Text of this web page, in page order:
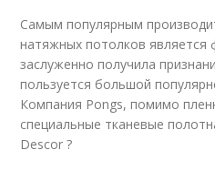
Самым популярным
натяжных потолков является
заслуженно получила
пользуется большой
Компания Pongs, помимо
специальные тканевые
Descor ?